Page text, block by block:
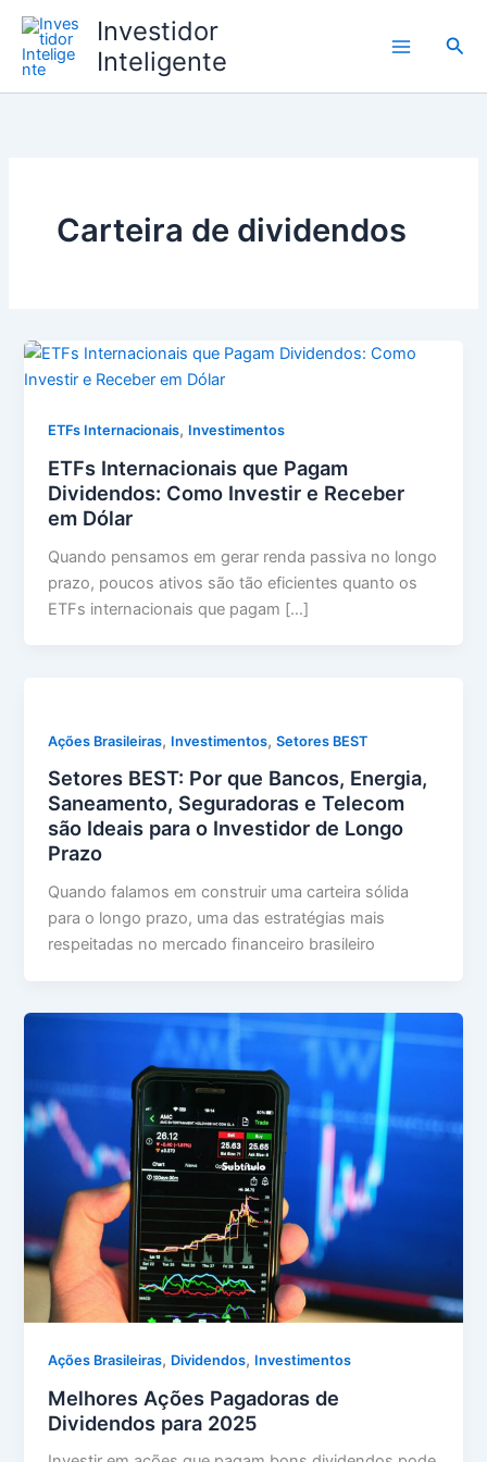
para
conteúdo
Investidor
Inteligente
Carteira de dividendos
ETFs Internacionais, Investimentos
ETFs Internacionais que Pagam
Dividendos: Como Investir e Receber
em Dólar
Quando pensamos em gerar renda passiva no longo
prazo, poucos ativos são tão eficientes quanto os
ETFs internacionais que pagam […]
Ações Brasileiras, Investimentos,Setores BEST
Setores BEST: Por que Bancos, Energia,
Saneamento, Seguradoras e Telecom
são Ideais para o Investidor de Longo
Prazo
Quando falamos em construir uma carteira sólida
para o longo prazo, uma das estratégias mais
respeitadas no mercado financeiro brasileiro
Ações Brasileiras, Dividendos, Investimentos
Melhores Ações Pagadoras de
Dividendos para 2025